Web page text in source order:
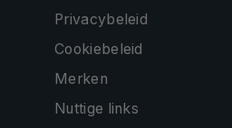
Privacybeleid
Cookiebeleid
Merken
Nuttige links